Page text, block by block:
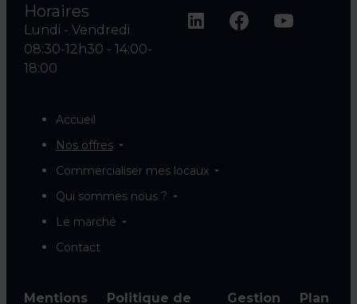
Horaires
Lundi - Vendredi
08:30-12h30 - 14:00-
18:00
Accueil
Nos offres
Commercialiser mes locaux
Qui sommes nous ?
Le marché
Contact
Mentions Politique de Gestion Plan